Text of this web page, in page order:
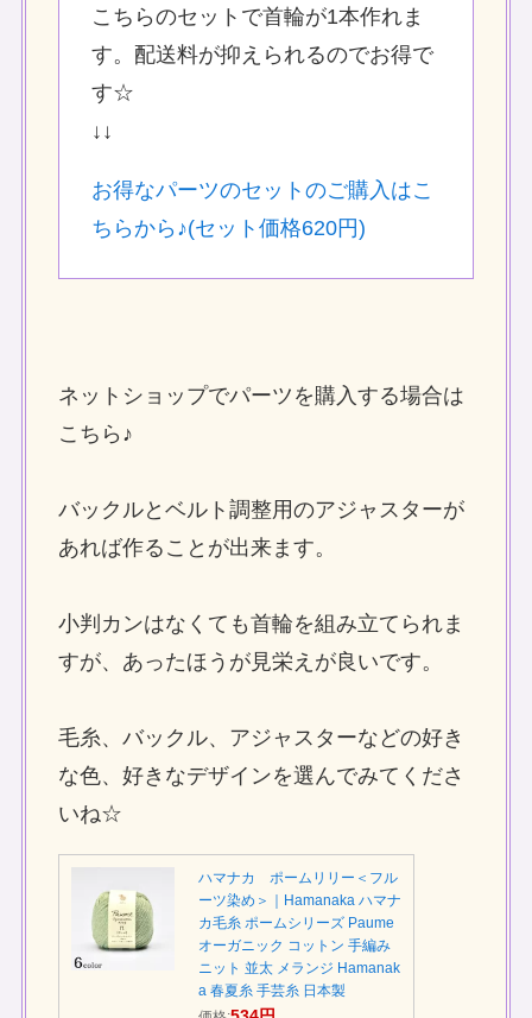
こちらのセットで首輪が1本作れま
す。配送料が抑えられるのでお得で
す☆
↓↓
お得なパーツのセットのご購入はこ
ちらから♪(セット価格620円)
ネットショップでパーツを購入する場合は
こちら♪
バックルとベルト調整用のアジャスターが
あれば作ることが出来ます。
小判カンはなくても首輪を組み立てられま
すが、あったほうが見栄えが良いです。
毛糸、バックル、アジャスターなどの好き
な色、好きなデザインを選んでみてくださ
いね☆
ハマナカ ポームリリー＜フル
ーツ染め＞｜Hamanaka ハマナ
カ毛糸 ポームシリーズ Paume
オーガニック コットン 手編み
ニット 並太 メランジ Hamanak
a 春夏糸 手芸糸 日本製